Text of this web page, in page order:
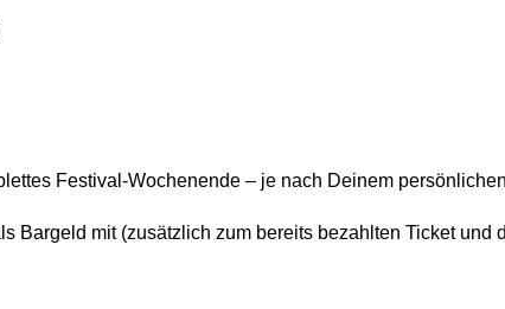
Festival-Wochenende – je nach Deinem
Bargeld mit (zusätzlich zum bereits bezahlten Ticket und